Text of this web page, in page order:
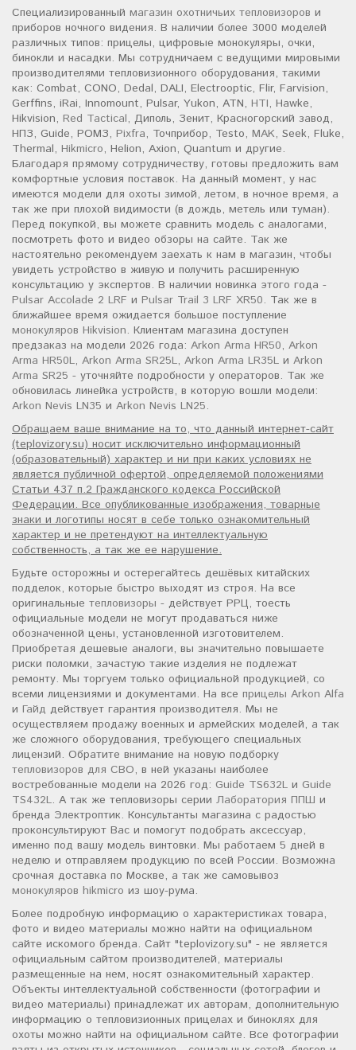
Специализированный магазин охотничьих тепловизоров и
приборов ночного видения. В наличии более 3000 моделей
различных типов: прицелы, цифровые монокуляры, очки,
бинокли и насадки. Мы сотрудничаем с ведущими мировыми
производителями тепловизионного оборудования, такими
как: Combat, CONO, Dedal, DALI, Electrooptic, Flir, Farvision,
Gerffins, iRai, Innomount, Pulsar, Yukon, ATN, HTI, Hawke,
Hikvision, Red Tactical, Диполь, Зенит, Красногорский завод,
НПЗ, Guide, РОМЗ, Pixfra, Точприбор, Testo, MAK, Seek, Fluke,
Thermal, Hikmicro, Helion, Axion, Quantum и другие.
Благодаря прямому сотрудничеству, готовы предложить вам
комфортные условия поставок. На данный момент, у нас
имеются модели для охоты зимой, летом, в ночное время, а
так же при плохой видимости (в дождь, метель или туман).
Перед покупкой, вы можете сравнить модель с аналогами,
посмотреть фото и видео обзоры на сайте. Так же
настоятельно рекомендуем заехать к нам в магазин, чтобы
увидеть устройство в живую и получить расширенную
консультацию у экспертов. В наличии новинка этого года -
Pulsar Accolade 2 LRF и Pulsar Trail 3 LRF XR50. Так же в
ближайшее время ожидается большое поступление
монокуляров Hikvision. Клиентам магазина доступен
предзаказ на модели 2026 года: Arkon Arma HR50, Arkon
Arma HR50L, Arkon Arma SR25L, Arkon Arma LR35L и Arkon
Arma SR25 - уточняйте подробности у операторов. Так же
обновилась линейка устройств, в которую вошли модели:
Arkon Nevis LN35 и Arkon Nevis LN25.
Обращаем ваше внимание на то, что данный интернет-сайт
(teplovizory.su) носит исключительно информационный
(образовательный) характер и ни при каких условиях не
является публичной офертой, определяемой положениями
Статьи 437 п.2 Гражданского кодекса Российской
Федерации. Все опубликованные изображения, товарные
знаки и логотипы носят в себе только ознакомительный
характер и не претендуют на интеллектуальную
собственность, а так же ее нарушение.
Будьте осторожны и остерегайтесь дешёвых китайских
подделок, которые быстро выходят из строя. На все
оригинальные тепловизоры - действует РРЦ, тоесть
официальные модели не могут продаваться ниже
обозначенной цены, установленной изготовителем.
Приобретая дешевые аналоги, вы значительно повышаете
риски поломки, зачастую такие изделия не подлежат
ремонту. Мы торгуем только официальной продукцией, со
всеми лицензиями и документами. На все прицелы Arkon Alfa
и Гайд действует гарантия производителя. Мы не
осуществляем продажу военных и армейских моделей, а так
же сложного оборудования, требующего специальных
лицензий. Обратите внимание на новую подборку
тепловизоров для СВО, в ней указаны наиболее
востребованные модели на 2026 год: Guide TS632L и Guide
TS432L. А так же тепловизоры серии Лаборатория ППШ и
бренда Электроптик. Консультанты магазина с радостью
проконсультируют Вас и помогут подобрать аксессуар,
именно под вашу модель винтовки. Мы работаем 5 дней в
неделю и отправляем продукцию по всей России. Возможна
срочная доставка по Москве, а так же самовывоз
монокуляров hikmicro из шоу-рума.
Более подробную информацию о характеристиках товара,
фото и видео материалы можно найти на официальном
сайте искомого бренда. Сайт "teplovizory.su" - не является
официальным сайтом производителей, материалы
размещенные на нем, носят ознакомительный характер.
Объекты интеллектуальной собственности (фотографии и
видео материалы) принадлежат их авторам, дополнительную
информацию о тепловизионных прицелах и биноклях для
охоты можно найти на официальном сайте. Все фотографии